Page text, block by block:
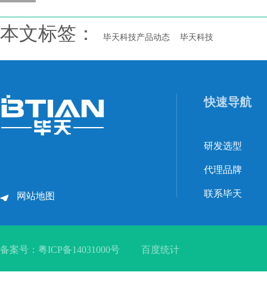
本文标签： 毕天科技产品动态 毕天科技
网站地图
快速导航
研发选型
代理品牌
联系毕天
备案号： 粤ICP备14031000号 百度统计